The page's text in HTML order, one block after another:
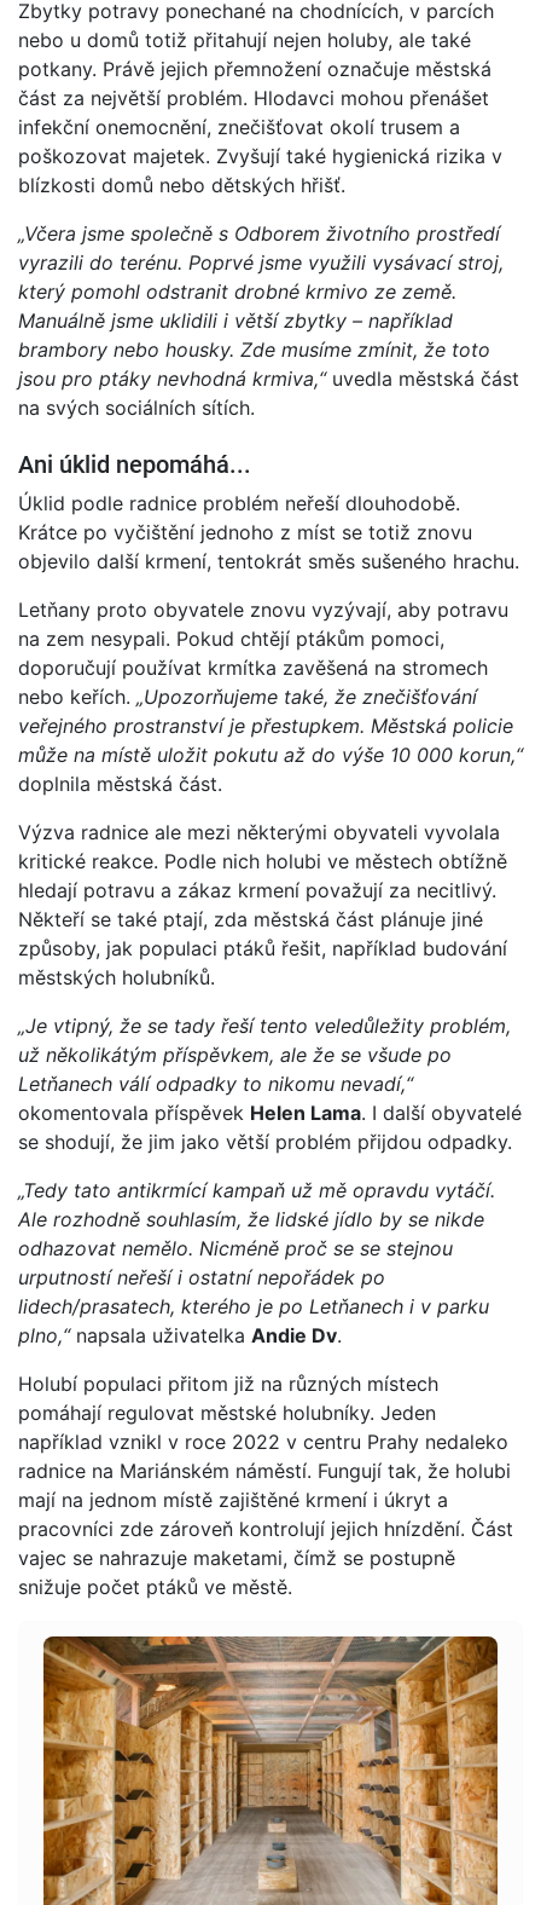
Zbytky potravy ponechané na chodnících, v parcích
nebo u domů totiž přitahují nejen holuby, ale také
potkany. Právě jejich přemnožení označuje městská
část za největší problém. Hlodavci mohou přenášet
infekční onemocnění, znečišťovat okolí trusem a
poškozovat majetek. Zvyšují také hygienická rizika v
blízkosti domů nebo dětských hřišť.
„Včera jsme společně s Odborem životního prostředí
vyrazili do terénu. Poprvé jsme využili vysávací stroj,
který pomohl odstranit drobné krmivo ze země.
Manuálně jsme uklidili i větší zbytky – například
brambory nebo housky. Zde musíme zmínit, že toto
jsou pro ptáky nevhodná krmiva,“ uvedla městská část
na svých sociálních sítích.
Ani úklid nepomáhá...
Úklid podle radnice problém neřeší dlouhodobě.
Krátce po vyčištění jednoho z míst se totiž znovu
objevilo další krmení, tentokrát směs sušeného hrachu.
Letňany proto obyvatele znovu vyzývají, aby potravu
na zem nesypali. Pokud chtějí ptákům pomoci,
doporučují používat krmítka zavěšená na stromech
nebo keřích. „Upozorňujeme také, že znečišťování
veřejného prostranství je přestupkem. Městská policie
může na místě uložit pokutu až do výše 10 000 korun,“
doplnila městská část.
Výzva radnice ale mezi některými obyvateli vyvolala
kritické reakce. Podle nich holubi ve městech obtížně
hledají potravu a zákaz krmení považují za necitlivý.
Někteří se také ptají, zda městská část plánuje jiné
způsoby, jak populaci ptáků řešit, například budování
městských holubníků.
„Je vtipný, že se tady řeší tento veledůležity problém,
už několikátým příspěvkem, ale že se všude po
Letňanech válí odpadky to nikomu nevadí,“
okomentovala příspěvek Helen Lama. I další obyvatelé
se shodují, že jim jako větší problém přijdou odpadky.
„Tedy tato antikrmící kampaň už mě opravdu vytáčí.
Ale rozhodně souhlasím, že lidské jídlo by se nikde
odhazovat nemělo. Nicméně proč se se stejnou
urputností neřeší i ostatní nepořádek po
lidech/prasatech, kterého je po Letňanech i v parku
plno,“napsala uživatelka Andie Dv.
Holubí populaci přitom již na různých místech
pomáhají regulovat městské holubníky. Jeden
například vznikl v roce 2022 v centru Prahy nedaleko
radnice na Mariánském náměstí. Fungují tak, že holubi
mají na jednom místě zajištěné krmení i úkryt a
pracovníci zde zároveň kontrolují jejich hnízdění. Část
vajec se nahrazuje maketami, čímž se postupně
snižuje počet ptáků ve městě.